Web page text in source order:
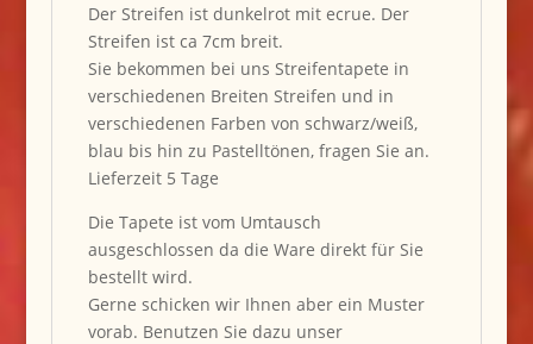
Der Streifen ist dunkelrot mit ecrue. Der
Streifen ist ca 7cm breit.
Sie bekommen bei uns Streifentapete in
verschiedenen Breiten Streifen und in
verschiedenen Farben von schwarz/weiß,
blau bis hin zu Pastelltönen, fragen Sie an.
Lieferzeit 5 Tage
Die Tapete ist vom Umtausch
ausgeschlossen da die Ware direkt für Sie
bestellt wird.
Gerne schicken wir Ihnen aber ein Muster
vorab. Benutzen Sie dazu unser